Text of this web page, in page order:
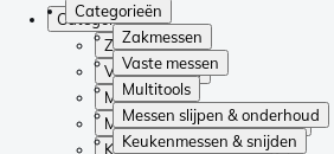
Categorieën
Zakmessen
Vaste messen
Multitools
Messen slijpen & onderhoud
Keukenmessen & snijden
Categorieën
Zakmessen
Vaste messen
Multitools
Messen slijpen & onderhoud
Keukenmessen & snijden